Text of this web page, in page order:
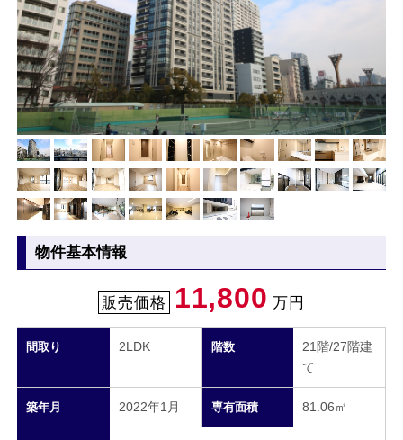
物件基本情報
販売価格 11,800 万円
間取り 2LDK 階数
21階/27階建
て
築年月 2022年1月 専有面積 81.06㎡